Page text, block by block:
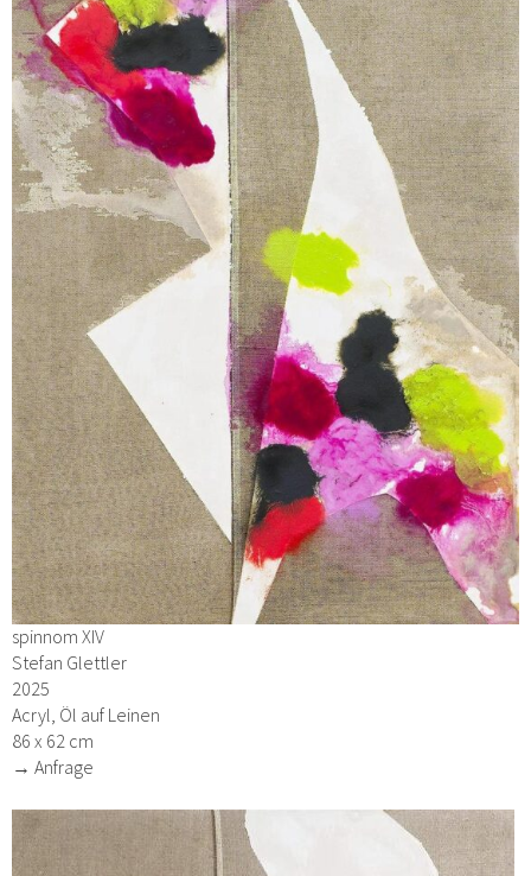
spinnom XIV
Stefan Glettler
2025
Acryl, Öl auf Leinen
86 x 62 cm
→ Anfrage